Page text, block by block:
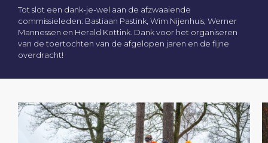
Tot slot een dank-je-wel aan de afzwaaiende
commissieleden: Bastiaan Pastink, Wim Nijenhuis, Werner
Mannessen en Herald Kottink. Dank voor het organiseren
van de toertochten van de afgelopen jaren en de fijne
overdracht!